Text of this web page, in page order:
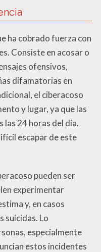
ha cobrado fuerza con
Consiste en acosar o
ofensivos,
difamatorias en
el ciberacoso
y lugar, ya que las
las 24 horas del día.
escapar de este
pueden ser
experimentar
y, en casos
suicidas. Lo
especialmente
estos incidentes